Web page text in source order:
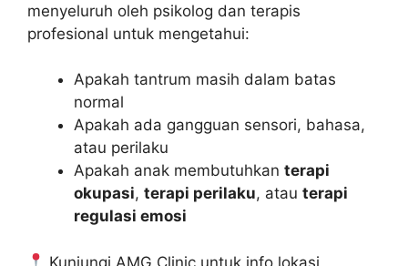
menyeluruh oleh psikolog dan terapis
profesional untuk mengetahui:
Apakah tantrum masih dalam batas
normal
Apakah ada gangguan sensori, bahasa,
atau perilaku
Apakah anak membutuhkan terapi
okupasi, terapi perilaku, atau terapi
regulasi emosi
Kunjungi AMG Clinic untuk info lokasi